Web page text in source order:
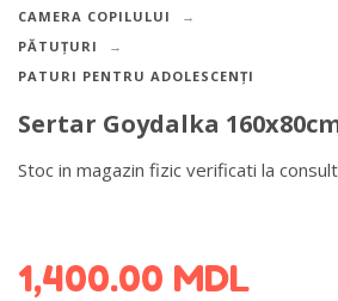
CAMERA COPILULUI
PĂTUȚURI
PATURI PENTRU ADOLESCENȚI
Sertar Goydalka
Stoc in magazin fizic verificati la
1,400.00 MDL